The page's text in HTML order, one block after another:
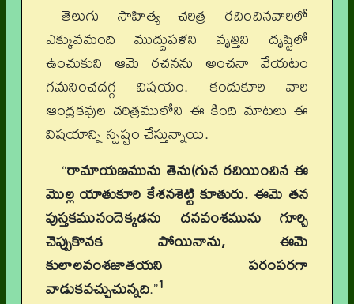
తెలుగు సాహిత్య చరిత్ర రచించినవారిలో
ఎక్కువమంది ముద్దుపళని వృత్తిని దృష్టిలో
ఉంచుకుని ఆమె రచనను అంచనా వేయటం
గమనించదగ్గ విషయం. కందుకూరి వారి
ఆంధ్రకవుల చరిత్రములోని ఈ కింది మాటలు ఈ
విషయాన్ని స్పష్టం చేస్తున్నాయి.
“రామాయణమును తెను(గున రచియించిన ఈ
మొల్ల యాతుకూరి కేశనశెట్టి కూతురు. ఈమె తన
పుస్తకమునందెక్కడను దనవంశమును గూర్చి
చెప్పుకొనక పోయినాను, ఈమె
కులాలవంశజాతయని పరంపరగా
వాడుకవచ్చుచున్నది.”1